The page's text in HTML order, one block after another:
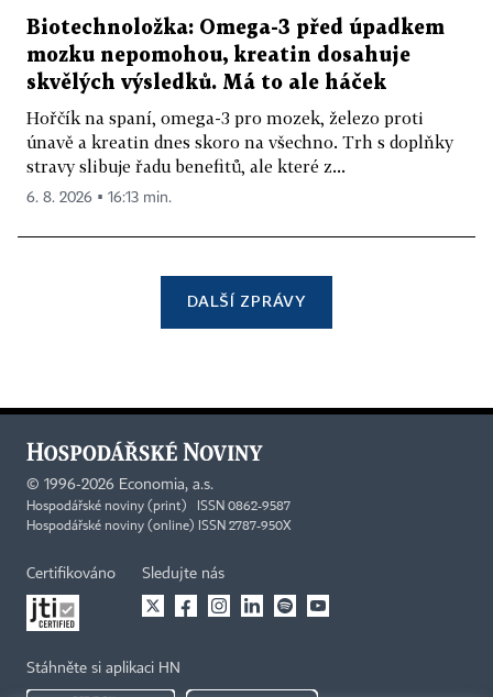
Biotechnoložka: Omega-3 před úpadkem
mozku nepomohou, kreatin dosahuje
skvělých výsledků. Má to ale háček
Hořčík na spaní, omega-3 pro mozek, železo proti
únavě a kreatin dnes skoro na všechno. Trh s doplňky
stravy slibuje řadu benefitů, ale které z...
6. 8. 2026 ▪ 16:13 min.
DALŠÍ ZPRÁVY
© 1996-2026 Economia, a.s.
Hospodářské noviny (print) ISSN 0862-9587
Hospodářské noviny (online) ISSN 2787-950X
Certifikováno Sledujte nás
Stáhněte si aplikaci HN